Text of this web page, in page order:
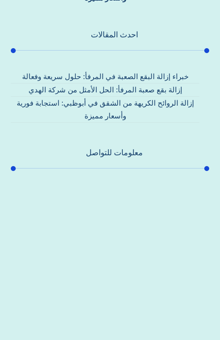
احدث المقالات
خبراء إزالة البقع الصعبة في المرفأ: حلول سريعة وفعالة
إزالة بقع صعبة المرفأ: الحل الأمثل من شركة الهدي
إزالة الروائح الكريهة من الشقق في أبوظبي: استجابة فورية
وأسعار مميزة
معلومات للتواصل